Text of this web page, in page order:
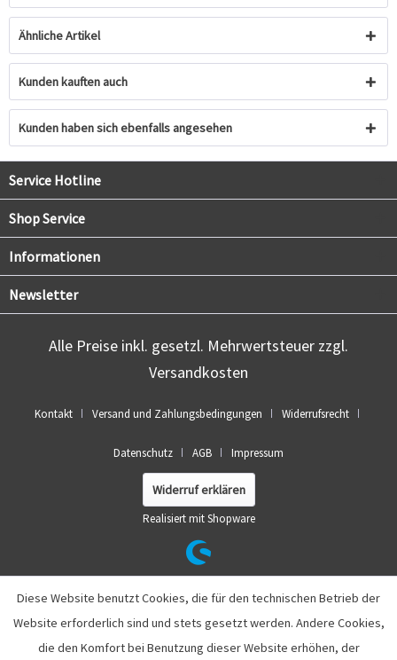
Ähnliche Artikel
Kunden kauften auch
Kunden haben sich ebenfalls angesehen
Service Hotline
Shop Service
Informationen
Newsletter
Alle Preise inkl. gesetzl. Mehrwertsteuer zzgl.
Versandkosten
Kontakt Versand und Zahlungsbedingungen Widerrufsrecht
Datenschutz AGB Impressum
Widerruf erklären
Realisiert mit Shopware
Diese Website benutzt Cookies, die für den technischen Betrieb der
Website erforderlich sind und stets gesetzt werden. Andere Cookies,
die den Komfort bei Benutzung dieser Website erhöhen, der